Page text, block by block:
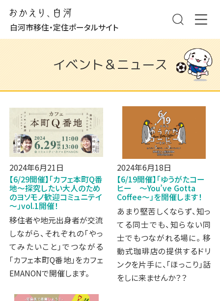
白河市移住・定住ポータルサイト
イベント＆ニュース
2024年6月21日
【6/29開催】「カフェ本町Q番
地～探究したい大人のため
のヨソモノ歓迎コミュニテイ
～」vol.1開催！
移住者や地元出身者が交流
しながら、それぞれの「やっ
てみたいこと」でつながる
「カフェ本町Q番地」をカフェ
EMANONで開催します。
2024年6月18日
【6/19開催】「ゆうがたコー
ヒー ～You’ve Gotta
Coffee～」を開催します！
あまり堅苦しくならず、知っ
てる同士でも、知らない同
士でもつながれる場に。 移
動式珈琲店の提供するドリ
ンクを片手に、「ほっこり」話
をしに来ませんか？？